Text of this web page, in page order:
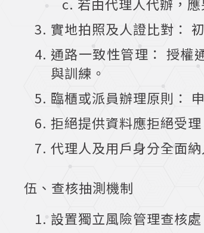
實地拍照及人證比對：
通路一致性管理： 授權
與訓練。
臨櫃或派員辦理原則：
拒絕提供資料應拒絕受
代理人及用戶身分全面
伍、查核抽測機制
設置獨立風險管理查核